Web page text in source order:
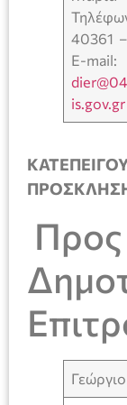
40361
E-mail:
is.gov.gr
Προς